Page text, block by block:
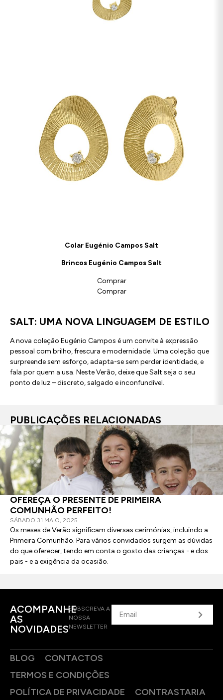
Colar Eugénio Campos Salt
Brincos Eugénio Campos Salt
Comprar
Comprar
SALT: UMA NOVA LINGUAGEM DE ESTILO
A nova coleção Eugénio Campos é um convite à expressão
pessoal com brilho, frescura e modernidade. Uma coleção que
surpreende sem esforço, adapta-se sem perder identidade, e
fala por quem a usa. Neste Verão, deixe que Salt seja o seu
ponto de luz – discreto, salgado e inconfundível.
PUBLICAÇÕES RELACIONADAS
OFEREÇA O PRESENTE DE PRIMEIRA
COMUNHÃO PERFEITO!
SÁBADO 31 MAIO, 2025
Os meses de Verão significam diversas cerimónias, incluindo a
Primeira Comunhão. Para vários convidados surgem as dúvidas
do que oferecer, tendo em conta o gosto das crianças - e dos
pais - e a exigência da ocasião.
ACOMPANHE
AS
NOVIDADES
SUBSCREVA A
NOSSA
NEWSLETTER
BLOG
CONTACTOS
TERMOS E CONDIÇÕES
POLÍTICA DE PRIVACIDADE
CONTRASTARIA